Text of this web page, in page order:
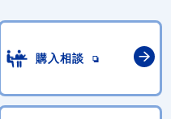
購入相談